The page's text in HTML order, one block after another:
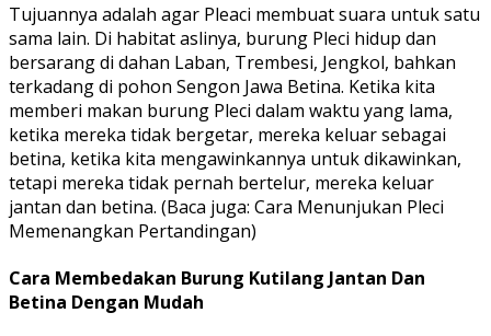
Tujuannya adalah agar Pleaci membuat suara untuk satu
sama lain. Di habitat aslinya, burung Pleci hidup dan
bersarang di dahan Laban, Trembesi, Jengkol, bahkan
terkadang di pohon Sengon Jawa Betina. Ketika kita
memberi makan burung Pleci dalam waktu yang lama,
ketika mereka tidak bergetar, mereka keluar sebagai
betina, ketika kita mengawinkannya untuk dikawinkan,
tetapi mereka tidak pernah bertelur, mereka keluar
jantan dan betina. (Baca juga: Cara Menunjukan Pleci
Memenangkan Pertandingan)
Cara Membedakan Burung Kutilang Jantan Dan
Betina Dengan Mudah